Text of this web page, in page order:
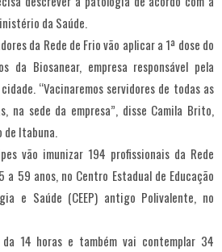
da Saúde.
da Rede de Frio vão aplicar a 1ª dose do
da Biosanear, empresa responsável pela
“Vacinaremos servidores de todas as
na sede da empresa”, disse Camila Brito,
de Itabuna.
vão imunizar 194 profissionais da Rede
a 59 anos, no Centro Estadual de Educação
e Saúde (CEEP) antigo Polivalente, no
14 horas e também vai contemplar 34